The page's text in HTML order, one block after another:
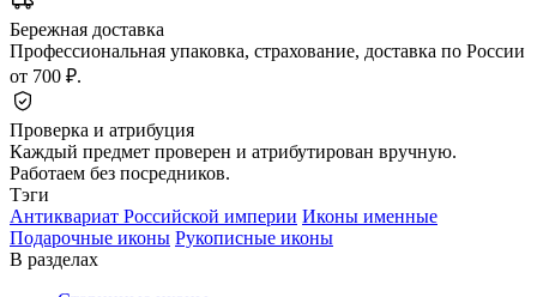
Бережная доставка
Профессиональная упаковка, страхование, доставка по России
от 700 ₽.
Проверка и атрибуция
Каждый предмет проверен и атрибутирован вручную.
Работаем без посредников.
Тэги
Антиквариат Российской империи Иконы именные
Подарочные иконы Рукописные иконы
В разделах